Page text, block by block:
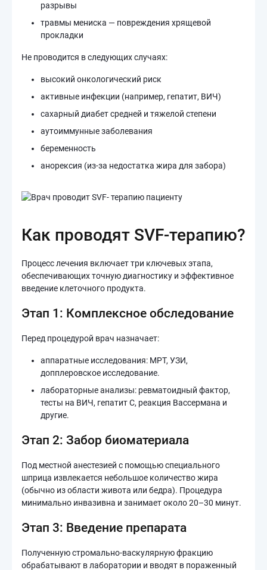
разрывы
травмы мениска — повреждения хрящевой
прокладки
Не проводится в следующих случаях:
высокий онкологический риск
активные инфекции (например, гепатит, ВИЧ)
сахарный диабет средней и тяжелой степени
аутоиммунные заболевания
беременность
анорексия (из-за недостатка жира для забора)
Как проводят SVF-терапию?
Процесс лечения включает три ключевых этапа,
обеспечивающих точную диагностику и эффективное
введение клеточного продукта.
Этап 1: Комплексное обследование
Перед процедурой врач назначает:
аппаратные исследования: МРТ, УЗИ,
допплеровское исследование.
лабораторные анализы: ревматоидный фактор,
тесты на ВИЧ, гепатит С, реакция Вассермана и
другие.
Этап 2: Забор биоматериала
Под местной анестезией с помощью специального
шприца извлекается небольшое количество жира
(обычно из области живота или бедра). Процедура
минимально инвазивна и занимает около 20–30 минут.
Этап 3: Введение препарата
Полученную стромально-васкулярную фракцию
обрабатывают в лаборатории и вводят в пораженный